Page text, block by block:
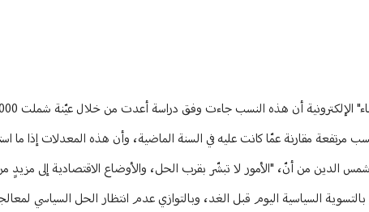
أن هذه النسب جاءت وفق دراسة أعدت من خلال عيّنة شملت 2000 أسرة في كل المناطق.
مقارنة عمّا كانت عليه في السنة الماضية، وأن هذه المعدلات إذا ما
الدين من أنّ، "الأمور لا تبشّر بقرب الحل، والأوضاع الاقتصادية إلى مزيدٍ
السياسية اليوم قبل الغد، وبالتوازي عدم انتظار الحل السياسي